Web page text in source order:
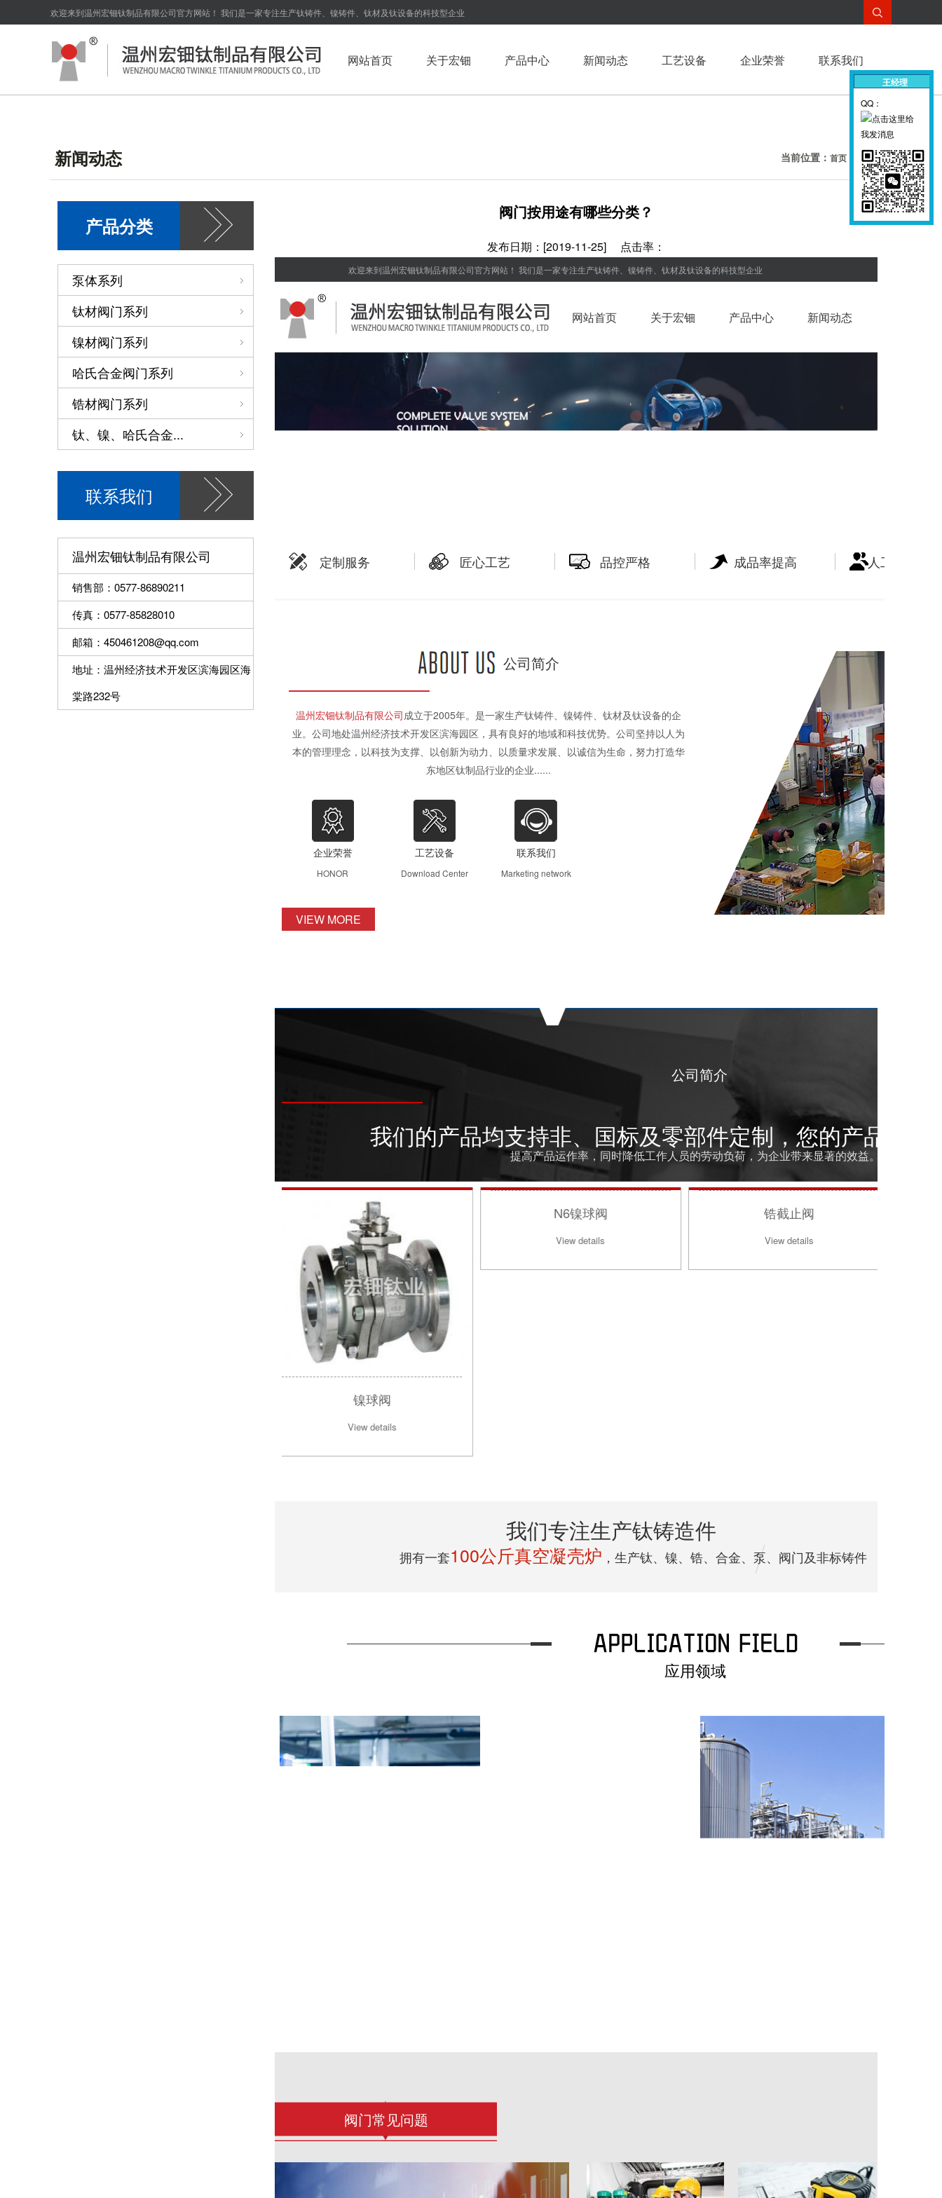
欢迎来到温州宏钿钛制品有限公司官方网站！ 我们是一家专注生产钛铸件、镍铸件、钛材及钛设备的科技型企业
网站首页 关于宏钿 产品中心 新闻动态 工艺设备 企业荣誉 联系我们
新闻动态 当前位置： 首页 新闻动态
阀门按用途有哪些分类？
发布日期：[2019-11-25] 点击率：
欢迎来到温州宏钿钛制品有限公司官方网站！ 我们是一家专注生产钛铸件、镍铸件、钛材及钛设备的科技型企业
网站首页 关于宏钿 产品中心 新闻动态
定制服务 匠心工艺 品控严格 成品率提高 人工成本降
公司简介
温州宏钿钛制品有限公司成立于2005年。是一家生产钛铸件、镍铸件、钛材及钛设备的企
业。公司地处温州经济技术开发区滨海园区，具有良好的地域和科技优势。公司坚持以人为
本的管理理念，以科技为支撑、以创新为动力、以质量求发展、以诚信为生命，努力打造华
东地区钛制品行业的企业......
企业荣誉
HONOR
工艺设备
Download Center
联系我们
Marketing network
VIEW MORE
公司简介
我们的产品均支持非、国标及零部件定制，您的产品想怎
提高产品运作率，同时降低工作人员的劳动负荷，为企业带来显著的效益。
锆截止阀
View details
钛蝶阀
View details
涡轮...
View details
我们专注生产钛铸造件
拥有一套100公斤真空凝壳炉 ，生产钛、镍、锆、合金、泵、阀门及非标铸件
应用领域
03
阀门常见问题
王经理
QQ：
产品分类
泵体系列
钛材阀门系列
镍材阀门系列
哈氏合金阀门系列
锆材阀门系列
钛、镍、哈氏合金...
联系我们
温州宏钿钛制品有限公司
销售部：0577-86890211
传真：0577-85828010
邮箱：450461208@qq.com
地址：温州经济技术开发区滨海园区海
棠路232号
王经理
QQ：